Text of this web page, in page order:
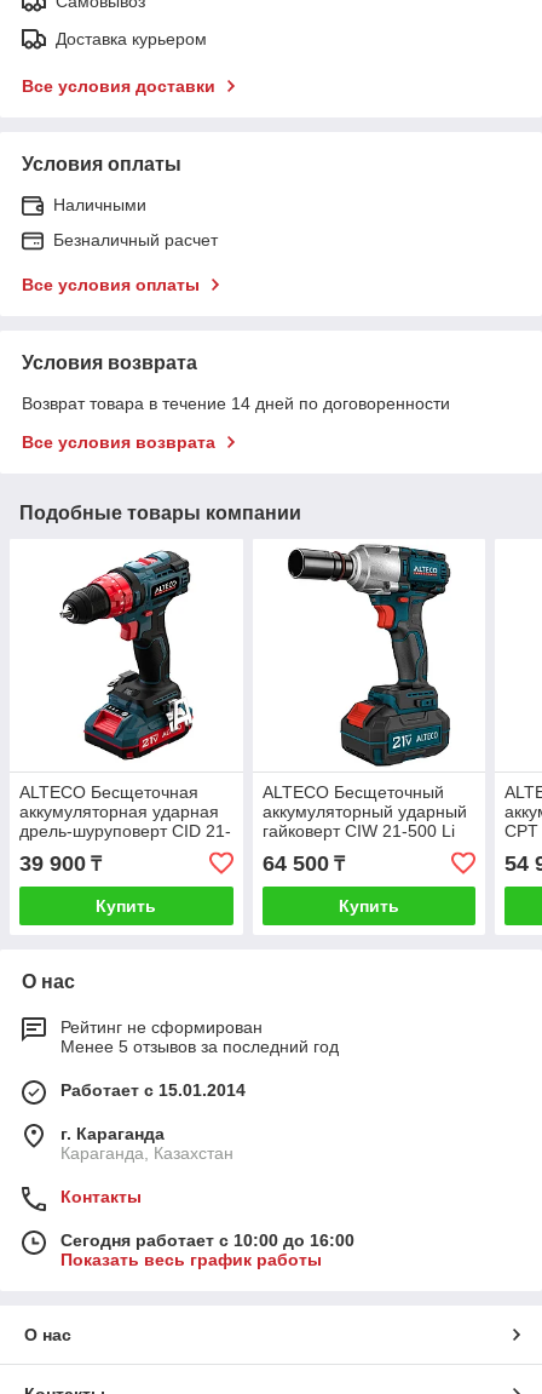
Доставка курьером
Все условия доставки
Условия оплаты
Наличными
Безналичный расчет
Все условия оплаты
Условия возврата
Возврат товара в течение 14 дней по договоренности
Все условия возврата
Подобные товары компании
ALTECO Бесщеточная
аккумуляторная ударная
дрель-шуруповерт CID 21-
39 900 ₸
Купить
ALTECO Бесщеточный
аккумуляторный ударный
гайковерт CIW 21-500 Li
64 500₸
Купить
54
О нас
Рейтинг не сформирован
Менее 5 отзывов за последний год
Работает с 15.01.2014
г. Караганда
Караганда, Казахстан
Контакты
Сегодня работает с 10:00 до 16:00
Показать весь график работы
О нас